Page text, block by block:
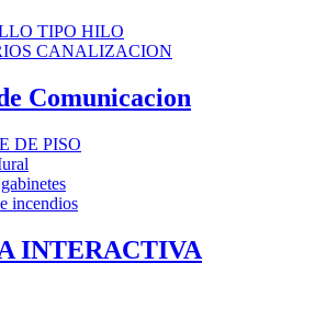
TIPO HILO
CANALIZACION
Comunicacion
DE PISO
incendios
INTERACTIVA